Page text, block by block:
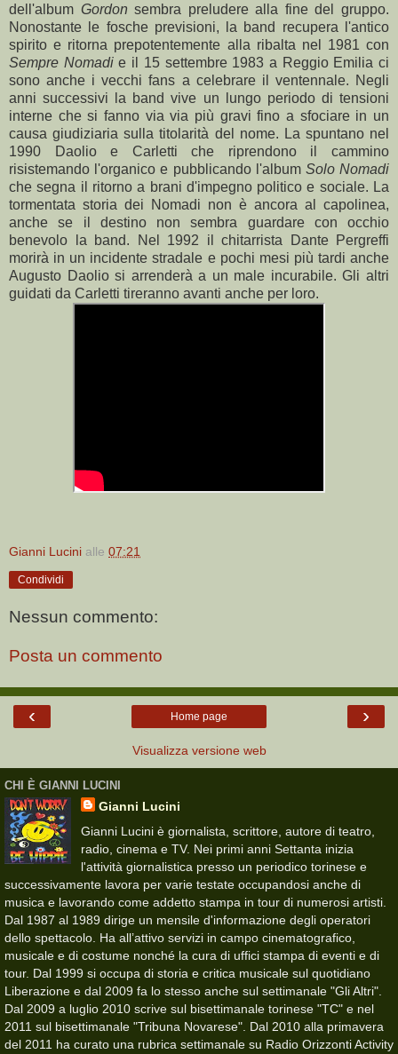
dell'album Gordonsembra preludere alla fine del gruppo.
Nonostante le fosche previsioni, la band recupera l'antico
spirito e ritorna prepotentemente alla ribalta nel 1981 con
Sempre Nomadie il 15 settembre 1983 a Reggio Emilia ci
sono anche i vecchi fans a celebrare il ventennale. Negli
anni successivi la band vive un lungo periodo di tensioni
interne che si fanno via via più gravi fino a sfociare in un
causa giudiziaria sulla titolarità del nome. La spuntano nel
1990 Daolio e Carletti che riprendono il cammino
risistemando l'organico e pubblicando l'album Solo Nomadi
che segna il ritorno a brani d'impegno politico e sociale. La
tormentata storia dei Nomadi non è ancora al capolinea,
anche se il destino non sembra guardare con occhio
benevolo la band. Nel 1992 il chitarrista Dante Pergreffi
morirà in un incidente stradale e pochi mesi più tardi anche
Augusto Daolio si arrenderà a un male incurabile. Gli altri
guidati da Carletti tireranno avanti anche per loro.
Gianni Lucini alle 07:21
Condividi
Nessun commento:
Posta un commento
‹ ›
Home page
Visualizza versione web
CHI È GIANNI LUCINI
Gianni Lucini
Gianni Lucini è giornalista, scrittore, autore di teatro,
radio, cinema e TV. Nei primi anni Settanta inizia
l'attività giornalistica presso un periodico torinese e
successivamente lavora per varie testate occupandosi anche di
musica e lavorando come addetto stampa in tour di numerosi artisti.
Dal 1987 al 1989 dirige un mensile d'informazione degli operatori
dello spettacolo. Ha all’attivo servizi in campo cinematografico,
musicale e di costume nonché la cura di uffici stampa di eventi e di
tour. Dal 1999 si occupa di storia e critica musicale sul quotidiano
Liberazione e dal 2009 fa lo stesso anche sul settimanale "Gli Altri".
Dal 2009 a luglio 2010 scrive sul bisettimanale torinese "TC" e nel
2011 sul bisettimanale "Tribuna Novarese". Dal 2010 alla primavera
del 2011 ha curato una rubrica settimanale su Radio Orizzonti Activity